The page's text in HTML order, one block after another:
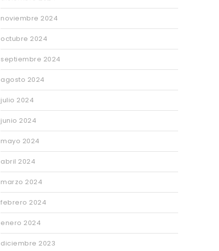
noviembre 2024
octubre 2024
septiembre 2024
agosto 2024
julio 2024
junio 2024
mayo 2024
abril 2024
marzo 2024
febrero 2024
enero 2024
diciembre 2023